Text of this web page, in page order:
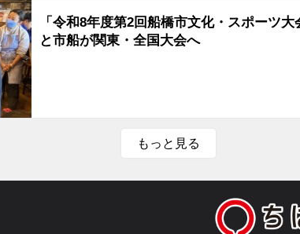
「令和8年度第2回船橋市文化・スポーツ
と市船が関東・全国大会へ
もっと見る